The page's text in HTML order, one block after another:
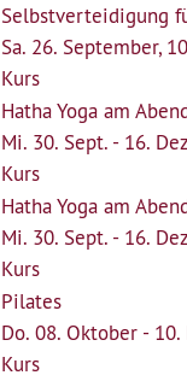
Selbstverteidigung
Sa. 26. September,
Kurs
Hatha Yoga am
Mi. 30. Sept. - 16.
Kurs
Hatha Yoga am
Mi. 30. Sept. - 16.
Kurs
Pilates
Do. 08. Oktober -
Kurs